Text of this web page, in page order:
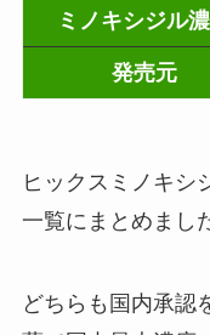
ミノキシジル
発売元
ヒックスミノキシ
一覧にまとめまし
どちらも国内承認